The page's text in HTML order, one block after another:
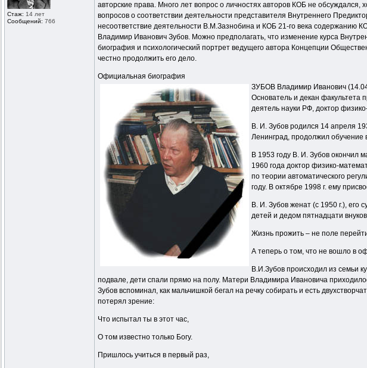
Стаж: 14 лет
Сообщений: 766
авторские права. Много лет вопрос о личностях авторов КОБ не
вопросов о соответствии деятельности представителя Внутреннего
несоответствие деятельности В.М.Зазнобина и КОБ 21-го века содержанию
Владимир Иванович Зубов. Можно предполагать, что изменение курса
биография и психологический портрет ведущего автора Концепции
честно продолжить его дело.
Официальная биография
ЗУБОВ Владимир Иванович
Основатель и декан факультета
деятель науки РФ, доктор
В. И. Зубов родился 14 апреля
Ленинград, продолжил обучение
В 1953 году В. И. Зубов окончил
1960 года доктор физико-
по теории автоматического
году. В октябре 1998 г. ему
В. И. Зубов женат (с 1950 г.), его
детей и дедом пятнадцати
Жизнь прожить – не поле
А теперь о том, что не вошло в
В.И.Зубов происходил из семьи
подвале, дети спали прямо на полу. Матери Владимира Ивановича
Зубов вспоминал, как мальчишкой бегал на речку собирать и есть
потерял зрение:
Что испытал ты в этот час,
О том известно только Богу.
Пришлось учиться в первый раз,